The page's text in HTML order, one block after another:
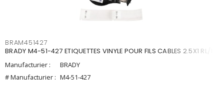
BRAM451427
BRADY M4-51-427 ETIQUETTES VINYLE POUR FILS CABLES 2.5X1 RL/110
Manufacturier :
BRADY
# Manufacturier : M4-51-427